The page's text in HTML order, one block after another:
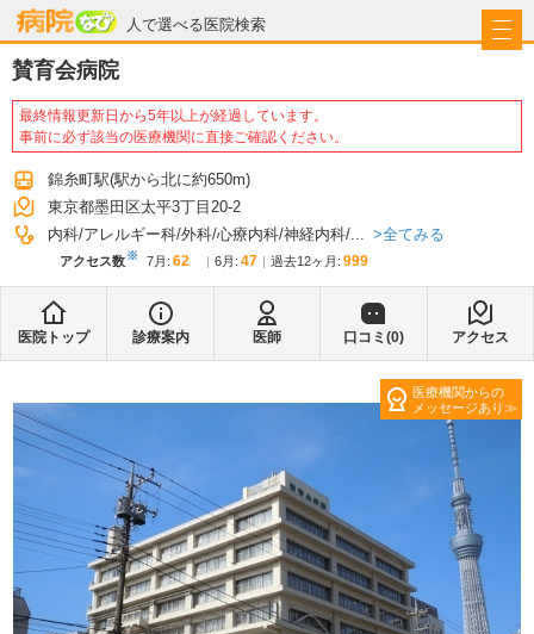
人で選べる医院検索
病院なび
賛育会病院
最終情報更新日から5年以上が経過しています。
事前に必ず該当の医療機関に直接ご確認ください。
錦糸町駅(駅から北に約650m)
東京都墨田区太平3丁目20-2
内科 アレルギー科 外科 心療内科 神経内科 ... 全てみる
アクセス数※ 7月 : 62 6月 : 47 過去12ヶ月: 999
医院トップ 診療案内 医師 口コミ(0) アクセス
医療機関からの
メッセージあり